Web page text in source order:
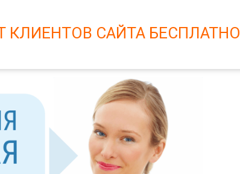
КЛИЕНТОВ САЙТА БЕСПЛАТНО